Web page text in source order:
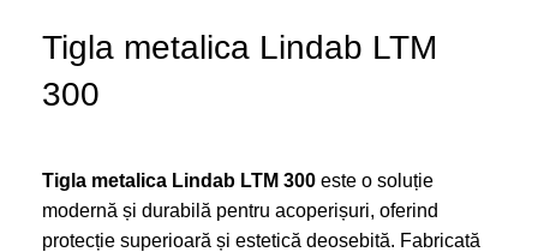
Tigla metalica Lindab LTM
300
Tigla metalica Lindab LTM 300 este o soluție
modernă și durabilă pentru acoperișuri, oferind
protecție superioară și estetică deosebită. Fabricată